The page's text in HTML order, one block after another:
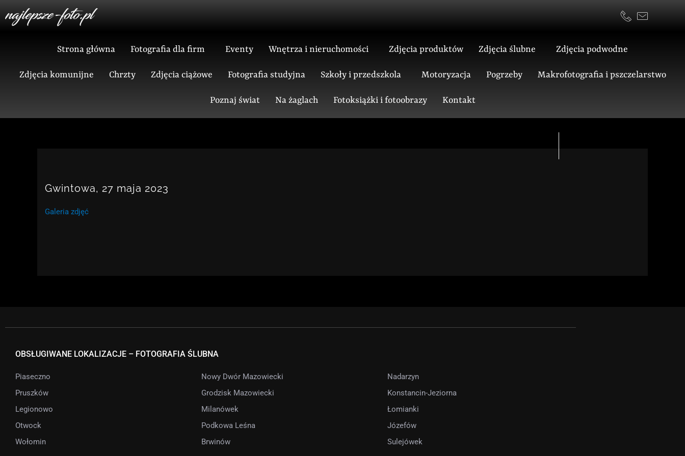
to
Strona główna Fotografia dla firm Eventy Wnętrza i nieruchomości Zdjęcia produktów Zdjęcia ślubne Zdjęcia podwodne
Zdjęcia komunijne Chrzty Zdjęcia ciążowe Fotografia studyjna Szkoły i przedszkola Motoryzacja Pogrzeby Makrofotografia i pszczelarstwo
Poznaj świat Na żaglach Fotoksiążki i fotoobrazy Kontakt
Gwintowa, 27 maja 2023
Galeria zdjęć
OBSŁUGIWANE LOKALIZACJE – FOTOGRAFIA ŚLUBNA
Piaseczno
Pruszków
Legionowo
Otwock
Wołomin
Nowy Dwór Mazowiecki
Grodzisk Mazowiecki
Milanówek
Podkowa Leśna
Brwinów
Nadarzyn
Konstancin-Jeziorna
Łomianki
Józefów
Sulejówek